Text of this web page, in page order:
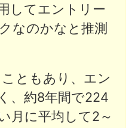
してエントリー
なのかなと推測
ともあり、エン
、約8年間で224
月に平均して2～